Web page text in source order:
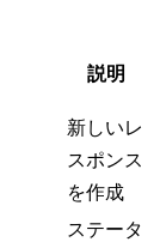
説明
新しいレ
スポンス
を作成
ステータ